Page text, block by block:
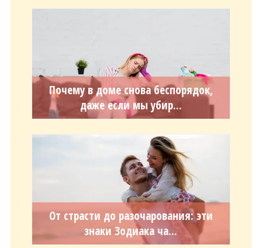
Почему в доме снова беспорядок,
даже если мы убир...
От страсти до разочарования: эти
знаки Зодиака ча...